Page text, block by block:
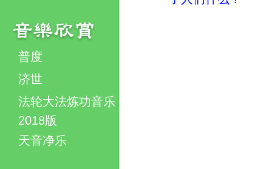
普度
济世
法轮大法炼功音乐
2018版
天音净乐